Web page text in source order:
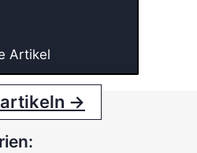
Artikel
→